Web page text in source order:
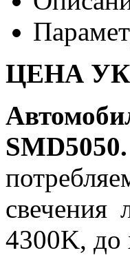
ЦЕНА
SMD5050.
свечения
4300K, до